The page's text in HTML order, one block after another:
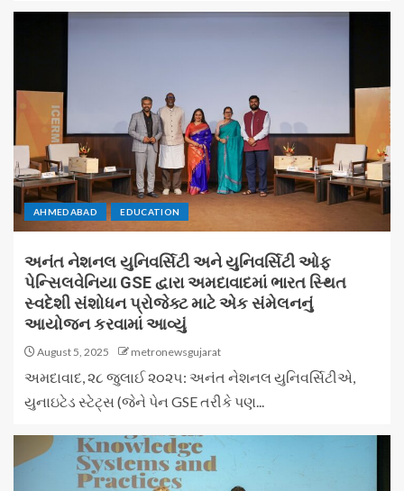
AHMEDABAD EDUCATION
અનંત નેશનલ યુનિવર્સિટી અને યુનિવર્સિટી ઓફ
પેન્સિલવેનિયા GSE દ્વારા અમદાવાદમાં ભારત સ્થિત
સ્વદેશી સંશોધન પ્રોજેક્ટ માટે એક સંમેલનનું
આયોજન કરવામાં આવ્યું
August 5, 2025 metronewsgujarat
અમદાવાદ, ૨૮ જુલાઈ ૨૦૨૫: અનંત નેશનલ યુનિવર્સિટીએ,
યુનાઇટેડ સ્ટેટ્સ (જેને પેન GSE તરીકે પણ...